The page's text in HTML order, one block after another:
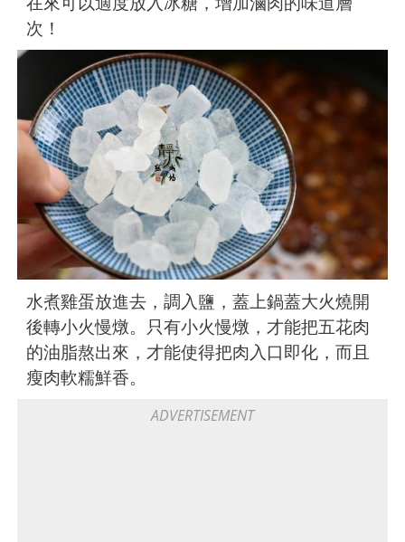
次！
水煮雞蛋放進去，調入鹽，蓋上鍋蓋大火燒開
後轉小火慢燉。只有小火慢燉，才能把五花肉
的油脂熬出來，才能使得把肉入口即化，而且
瘦肉軟糯鮮香。